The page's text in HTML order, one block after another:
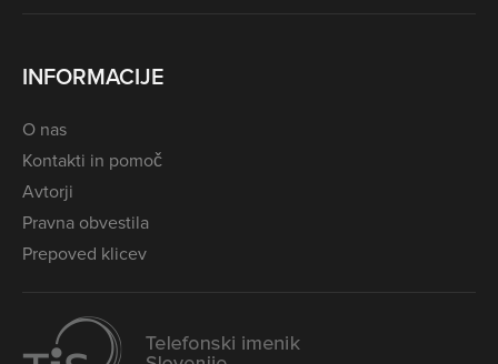
INFORMACIJE
O nas
Kontakti in pomoč
Avtorji
Pravna obvestila
Prepoved klicev